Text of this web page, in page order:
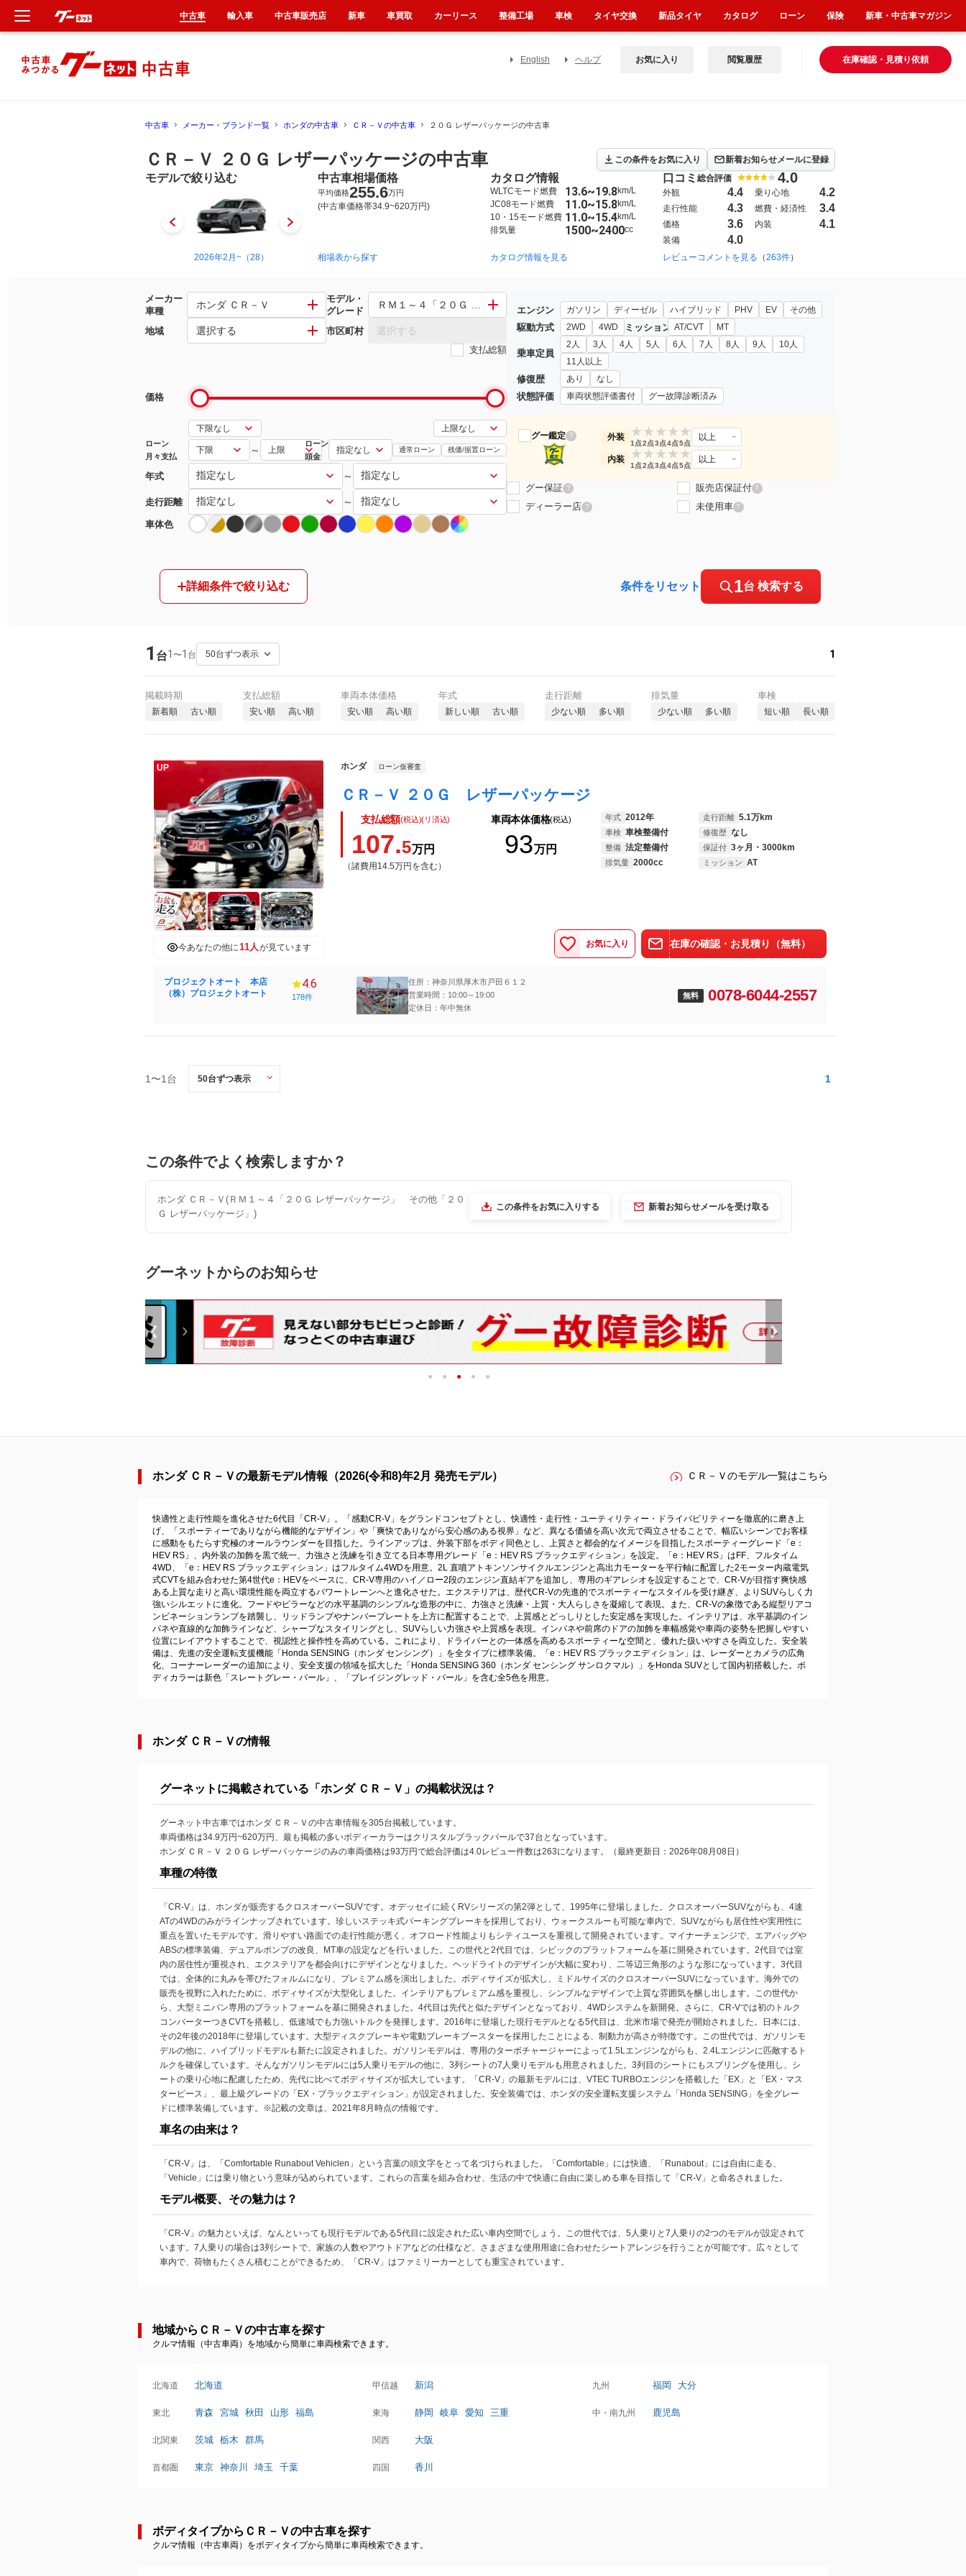
English ヘルプ 在庫確認・見積り依頼
お気に入り 閲覧履歴
中古車 メーカー・ブランド一覧 ホンダの中古車 ＣＲ－Ｖの中古車 ２０Ｇ レザーパッケージの中古車
ＣＲ－Ｖ ２０Ｇ レザーパッケージの中古車 この条件をお気に入り 新着お知らせメールに登録
モデルで絞り込む
2026年2月~（28） 2018年8月~2022年12月（201） 2011年12月~2016年8月（41） 2006年10月~2011年12月（18） 2001年9月~2006年10月（15）
中古車相場価格
平均価格255.6万円
(中古車価格帯34.9~620万円)
相場表から探す
カタログ情報
WLTCモード燃費 13.6~19.8km/L
JC08モード燃費
11.0~15.8km/L
10・15モード燃費 11.0~15.4km/L
排気量
1500~2400cc
カタログ情報を見る
口コミ 総合評価 4.0
外観 4.4 乗り心地 4.2
走行性能 4.3 燃費・経済性 3.4
価格 3.6 内装 4.1
装備 4.0
レビューコメントを見る （263件）
メーカー
車種
ホンダ ＣＲ－Ｖ
モデル・
グレード
ＲＭ１～４「２０Ｇ レザーパッケージ」 その他「２０Ｇ レザーパッケージ」
地域 選択する 市区町村 選択する
支払総額
価格
ローン
月々支払
～
ローン
頭金
通常ローン 残価/据置ローン
年式 ～
走行距離 ～
車体色
エンジン ガソリン ディーゼル ハイブリッド PHV EV その他
駆動方式 2WD 4WD ミッション AT/CVT MT
乗車定員
2人 3人 4人 5人 6人 7人 8人 9人
10人
11人以上
修復歴 あり なし
状態評価 車両状態評価書付 グー故障診断済み
グー鑑定 ? 外装 ★
1点
★
2点
★
3点
★
4点
★
5点
以上
内装 ★
1点
★
2点
★
3点
★
4点
★
5点
以上
グー保証 ? 販売店保証付 ?
ディーラー店 ? 未使用車 ?
詳細条件で絞り込む 条件をリセット 1台 検索する
1 台1 〜1 台 1
掲載時期
新着順 古い順
支払総額
安い順 高い順
車両本体価格
安い順 高い順
年式
新しい順 古い順
走行距離
少ない順 多い順
排気量
少ない順 多い順
車検
短い順 長い順
UP
今あなたの他に11人が見ています
ホンダ ローン仮審査
ＣＲ－Ｖ ２０Ｇ レザーパッケージ
支払総額(税込)(リ済込)
107.5万円
（諸費用14.5万円を含む）
車両本体価格(税込)
93万円
年式 2012年 走行距離 5.1万km
車検 車検整備付 修復歴 なし
整備 法定整備付 保証付 3ヶ月・3000km
排気量 2000cc ミッション AT
お気に入り 在庫の確認・お見積り（無料）
プロジェクトオート 本店
（株）プロジェクトオート
4.6
178件
住所：神奈川県厚木市戸田６１２
営業時間：10:00～19:00
定休日：年中無休
無料 0078-6044-2557
1〜1台 1
この条件でよく検索しますか？
ホンダ ＣＲ－Ｖ(ＲＭ１～４「２０Ｇ レザーパッケージ」 その他「２０
Ｇ レザーパッケージ」)
この条件をお気に入りする 新着お知らせメールを受け取る
グーネットからのお知らせ
ホンダ ＣＲ－Ｖの最新モデル情報（2026(令和8)年2月 発売モデル） ＣＲ－Ｖのモデル一覧はこちら
快適性と走行性能を進化させた6代目「CR‐V」。「感動CR‐V」をグランドコンセプトとし、快適性・走行性・ユーティリティー・ドライバビリティーを徹底的に磨き上
げ、「スポーティーでありながら機能的なデザイン」や「爽快でありながら安心感のある視界」など、異なる価値を高い次元で両立させることで、幅広いシーンでお客様
に感動をもたらす究極のオールラウンダーを目指した。ラインアップは、外装下部をボディ同色とし、上質さと都会的なイメージを目指したスポーティーグレード「e：
HEV RS」、内外装の加飾を黒で統一、力強さと洗練を引き立てる日本専用グレード「e：HEV RS ブラックエディション」を設定。「e：HEV RS」はFF、フルタイム
4WD、「e：HEV RS ブラックエディション」はフルタイム4WDを用意。2L 直噴アトキンソンサイクルエンジンと高出力モーターを平行軸に配置した2モーター内蔵電気
式CVTを組み合わせた第4世代e：HEVをベースに、CR‐V専用のハイ／ロー2段のエンジン直結ギアを追加し、専用のギアレシオを設定することで、CR‐Vが目指す爽快感
ある上質な走りと高い環境性能を両立するパワートレーンへと進化させた。エクステリアは、歴代CR‐Vの先進的でスポーティーなスタイルを受け継ぎ、よりSUVらしく力
強いシルエットに進化。フードやピラーなどの水平基調のシンプルな造形の中に、力強さと洗練・上質・大人らしさを凝縮して表現。また、CR‐Vの象徴である縦型リアコ
ンビネーションランプを踏襲し、リッドランプやナンバープレートを上方に配置することで、上質感とどっしりとした安定感を実現した。インテリアは、水平基調のイン
パネや直線的な加飾ラインなど、シャープなスタイリングとし、SUVらしい力強さや上質感を表現。インパネや前席のドアの加飾を車幅感覚や車両の姿勢を把握しやすい
位置にレイアウトすることで、視認性と操作性を高めている。これにより、ドライバーとの一体感を高めるスポーティーな空間と、優れた扱いやすさを両立した。安全装
備は、先進の安全運転支援機能「Honda SENSING（ホンダ センシング）」を全タイプに標準装備。「e：HEV RS ブラックエディション」は、レーダーとカメラの広角
化、コーナーレーダーの追加により、安全支援の領域を拡大した「Honda SENSING 360（ホンダ センシング サンロクマル）」をHonda SUVとして国内初搭載した。ボ
ディカラーは新色「スレートグレー・パール」、「ブレイジングレッド・パール」を含む全5色を用意。
ホンダ ＣＲ－Ｖの情報
グーネットに掲載されている「ホンダ ＣＲ－Ｖ」の掲載状況は？
グーネット中古車ではホンダ ＣＲ－Ｖの中古車情報を305台掲載しています。
車両価格は34.9万円~620万円、最も掲載の多いボディーカラーはクリスタルブラックパールで37台となっています。
ホンダ ＣＲ－Ｖ ２０Ｇ レザーパッケージのみの車両価格は93万円で総合評価は4.0レビュー件数は263になります。（最終更新日：2026年08月08日）
車種の特徴
「CR-V」は、ホンダが販売するクロスオーバーSUVです。オデッセイに続くRVシリーズの第2弾として、1995年に登場しました。クロスオーバーSUVながらも、4速
ATの4WDのみがラインナップされています。珍しいステッキ式パーキングブレーキを採用しており、ウォークスルーも可能な車内で、SUVながらも居住性や実用性に
重点を置いたモデルです。滑りやすい路面での走行性能が悪く、オフロード性能よりもシティユースを重視して開発されています。マイナーチェンジで、エアバッグや
ABSの標準装備、デュアルポンプの改良、MT車の設定などを行いました。この世代と2代目では、シビックのプラットフォームを基に開発されています。2代目では室
内の居住性が重視され、エクステリアを都会向けにデザインとなりました。ヘッドライトのデザインが大幅に変わり、二等辺三角形のような形になっています。3代目
では、全体的に丸みを帯びたフォルムになり、プレミアム感を演出しました。ボディサイズが拡大し、ミドルサイズのクロスオーバーSUVになっています。海外での
販売を視野に入れたために、ボディサイズが大型化しました。インテリアもプレミアム感を重視し、シンプルなデザインで上質な雰囲気を醸し出します。この世代か
ら、大型ミニバン専用のプラットフォームを基に開発されました。4代目は先代と似たデザインとなっており、4WDシステムを新開発。さらに、CR-Vでは初のトルク
コンバーターつきCVTを搭載し、低速域でも力強いトルクを発揮します。2016年に登場した現行モデルとなる5代目は、北米市場で発売が開始されました。日本には、
その2年後の2018年に登場しています。大型ディスクブレーキや電動ブレーキブースターを採用したことによる、制動力が高さが特徴です。この世代では、ガソリンモ
デルの他に、ハイブリッドモデルも新たに設定されました。ガソリンモデルは、専用のターボチャージャーによって1.5Lエンジンながらも、2.4Lエンジンに匹敵するト
ルクを確保しています。そんなガソリンモデルには5人乗りモデルの他に、3列シートの7人乗りモデルも用意されました。3列目のシートにもスプリングを使用し、シ
ートの乗り心地に配慮したため、先代に比べてボディサイズが拡大しています。「CR-V」の最新モデルには、VTEC TURBOエンジンを搭載した「EX」と「EX・マス
ターピース」、最上級グレードの「EX・ブラックエディション」が設定されました。安全装備では、ホンダの安全運転支援システム「Honda SENSING」を全グレー
ドに標準装備しています。※記載の文章は、2021年8月時点の情報です。
車名の由来は？
「CR-V」は、「Comfortable Runabout Vehiclen」という言葉の頭文字をとって名づけられました。「Comfortable」には快適、「Runabout」には自由に走る、
「Vehicle」には乗り物という意味が込められています。これらの言葉を組み合わせ、生活の中で快適に自由に楽しめる車を目指して「CR-V」と命名されました。
モデル概要、その魅力は？
「CR-V」の魅力といえば、なんといっても現行モデルである5代目に設定された広い車内空間でしょう。この世代では、5人乗りと7人乗りの2つのモデルが設定されて
います。7人乗りの場合は3列シートで、家族の人数やアウトドアなどの仕様など、さまざまな使用用途に合わせたシートアレンジを行うことが可能です。広々として
車内で、荷物もたくさん積むことができるため、「CR-V」はファミリーカーとしても重宝されています。
地域からＣＲ－Ｖの中古車を探す
クルマ情報（中古車両）を地域から簡単に車両検索できます。
北海道 北海道
東北 青森 宮城 秋田 山形 福島
北関東 茨城 栃木 群馬
首都圏 東京 神奈川 埼玉 千葉
甲信越 新潟
東海 静岡 岐阜 愛知 三重
関西 大阪
四国 香川
九州 福岡 大分
中・南九州 鹿児島
ボディタイプからＣＲ－Ｖの中古車を探す
クルマ情報（中古車両）をボディタイプから簡単に車両検索できます。
中古車 輸入車 中古車販売店 新車 車買取 カーリース 整備工場 車検 タイヤ交換 新品タイヤ カタログ ローン 保険 新車・中古車マガジン
新車